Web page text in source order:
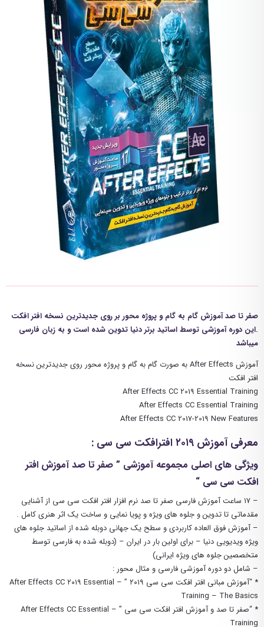
صفر تا صد آموزش گام به گام و پروژه محور بر روی جدیدترین نسخه افتر افکت
.این دوره آموزشی توسط اساتید برتر دنیا تدوین شده است و به زبان فارسی
میباشد
آموزش After Effects به صورت گام به گام و پروژه محور روی جدیدترین نسخه
افتر افکت
After Effects CC 2019 Essential Training
After Effects CC Essential Training
After Effects CC 2017-2019 New Features
معرفی آموزش ۲۰۱۹ افترافکت سی سی :
ویژگی های اصلی مجموعه آموزشی ” صفر تا صد آموزش افتر
افکت سی سی “
– ۱۷ ساعت آموزش فارسی صفر تا صد نرم افزار افتر افکت سی سی از آشنایی
مقدماتی تا تدوین و جلوه های ویژه و پویا نمایی و ساخت یک اثر هنری کامل .
– آموزش فوق العاده کاربردی و سطح یک جهانی دوبله شده از اساتید جلوه های
ویژه ویدیویی دنیا – برای اولین بار در ایران – (دوبله شده به فارسی توسط
متخصصین جلوه های ویژه ایرانی)
– شامل دو دوره آموزشی فارسی و مثال محور :
* “آموزش مبانی افتر افکت سی سی ۲۰۱۹ ” – After Effects CC ۲۰۱۹ Essential
Training – The Basics
* “صفر تا صد و آموزش افتر افکت سی سی ” – After Effects CC Essential
Training